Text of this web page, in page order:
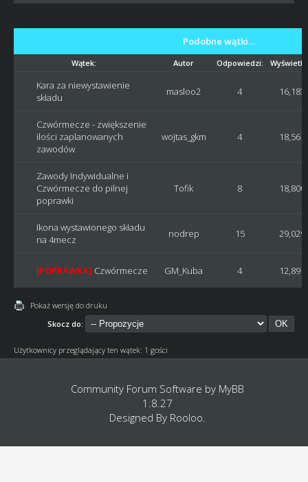
Podobne wątki…
Wątek: Autor Odpowiedzi:
Kara za niewystawienie
składu
masloo2 4 16,183
Czwórmecze - zwiększenie
ilości zaplanowanych
zawodów
wojtas_gkm 4 18,561
Zawody Indywidualne i
Czwórmecze do pilnej
poprawki
Tofik 8 18,800
Ikona wystawionego składu
na 4mecz
nodrep 15 29,029
[POPRAWKA] Czwórmecze GM_Kuba 4 12,891
Pokaż wersję do druku
Skocz do:
Użytkownicy przeglądający ten wątek: 1 gości
Community Forum Software by MyBB
1.8.27
Designed By Rooloo